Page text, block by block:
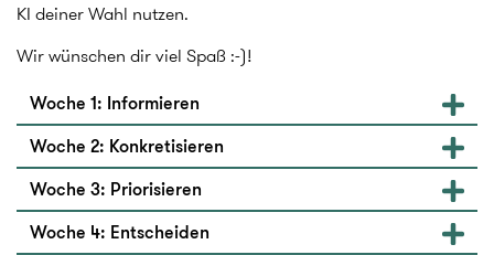
KI deiner Wahl nutzen.
Wir wünschen dir viel Spaß :-)!
Woche 1: Informieren
Woche 2: Konkretisieren
Woche 3: Priorisieren
Woche 4: Entscheiden